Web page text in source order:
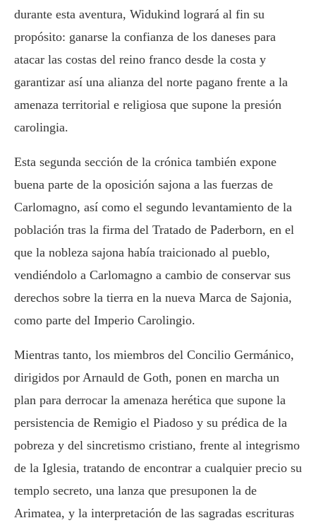
durante esta aventura, Widukind logrará al fin su
propósito: ganarse la confianza de los daneses para
atacar las costas del reino franco desde la costa y
garantizar así una alianza del norte pagano frente a la
amenaza territorial e religiosa que supone la presión
carolingia.
Esta segunda sección de la crónica también expone
buena parte de la oposición sajona a las fuerzas de
Carlomagno, así como el segundo levantamiento de la
población tras la firma del Tratado de Paderborn, en el
que la nobleza sajona había traicionado al pueblo,
vendiéndolo a Carlomagno a cambio de conservar sus
derechos sobre la tierra en la nueva Marca de Sajonia,
como parte del Imperio Carolingio.
Mientras tanto, los miembros del Concilio Germánico,
dirigidos por Arnauld de Goth, ponen en marcha un
plan para derrocar la amenaza herética que supone la
persistencia de Remigio el Piadoso y su prédica de la
pobreza y del sincretismo cristiano, frente al integrismo
de la Iglesia, tratando de encontrar a cualquier precio su
templo secreto, una lanza que presuponen la de
Arimatea, y la interpretación de las sagradas escrituras